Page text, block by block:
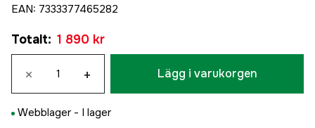
EAN: 7333377465282
Totalt: 1 890 kr
× + Lägg i varukorgen
Webblager - I lager